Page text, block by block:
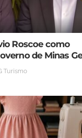
Roscoe como
de Minas
Turismo